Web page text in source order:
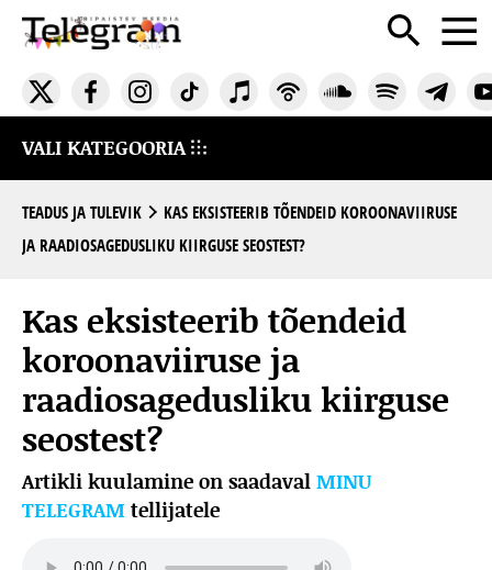
VALI KATEGOORIA
TEADUS JA TULEVIK
KAS EKSISTEERIB TÕENDEID KOROONAVIIRUSE
JA RAADIOSAGEDUSLIKU KIIRGUSE SEOSTEST?
Kas eksisteerib tõendeid
koroonaviiruse ja
raadiosagedusliku kiirguse
seostest?
Artikli kuulamine on saadaval MINU
TELEGRAM tellijatele